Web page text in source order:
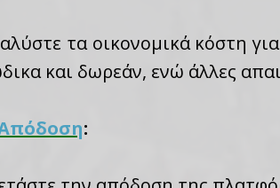
τα οικονομικά κόστη
και δωρεάν, ενώ άλλες
: